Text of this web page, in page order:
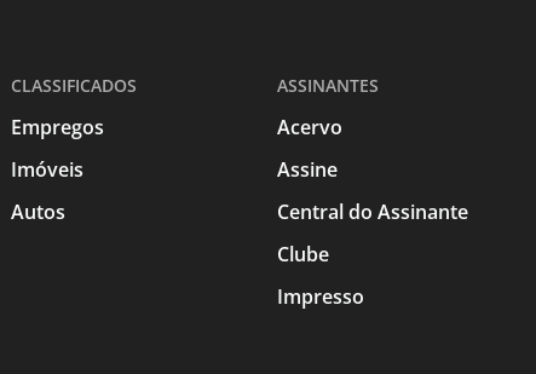
CLASSIFICADOS
Empregos
Imóveis
Autos
ASSINANTES
Acervo
Assine
Central do Assinante
Clube
Impresso